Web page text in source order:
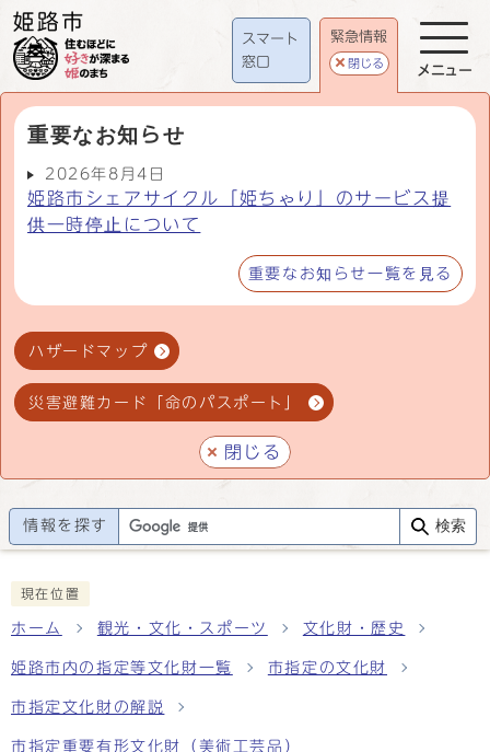
スマート
窓口
緊急情報
閉じる
重要なお知らせ
2026年8月4日
姫路市シェアサイクル「姫ちゃり」のサービス提
供一時停止について
重要なお知らせ一覧を見る
ハザードマップ
災害避難カード「命のパスポート」
閉じる
メニュー
情報を探す 検索
現在位置
ホーム 観光・文化・スポーツ 文化財・歴史
姫路市内の指定等文化財一覧 市指定の文化財
市指定文化財の解説
市指定重要有形文化財（美術工芸品）